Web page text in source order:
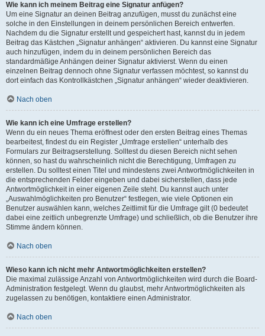
Wie kann ich meinem Beitrag eine Signatur anfügen?
Um eine Signatur an deinen Beitrag anzufügen, musst du zunächst eine
solche in den Einstellungen in deinem persönlichen Bereich entwerfen.
Nachdem du die Signatur erstellt und gespeichert hast, kannst du in jedem
Beitrag das Kästchen „Signatur anhängen“ aktivieren. Du kannst eine Signatur
auch hinzufügen, indem du in deinem persönlichen Bereich das
standardmäßige Anhängen deiner Signatur aktivierst. Wenn du einen
einzelnen Beitrag dennoch ohne Signatur verfassen möchtest, so kannst du
dort einfach das Kontrollkästchen „Signatur anhängen“ wieder deaktivieren.
Nach oben
Wie kann ich eine Umfrage erstellen?
Wenn du ein neues Thema eröffnest oder den ersten Beitrag eines Themas
bearbeitest, findest du ein Register „Umfrage erstellen“ unterhalb des
Formulars zur Beitragserstellung. Solltest du diesen Bereich nicht sehen
können, so hast du wahrscheinlich nicht die Berechtigung, Umfragen zu
erstellen. Du solltest einen Titel und mindestens zwei Antwortmöglichkeiten in
die entsprechenden Felder eingeben und dabei sicherstellen, dass jede
Antwortmöglichkeit in einer eigenen Zeile steht. Du kannst auch unter
„Auswahlmöglichkeiten pro Benutzer“ festlegen, wie viele Optionen ein
Benutzer auswählen kann, welches Zeitlimit für die Umfrage gilt (0 bedeutet
dabei eine zeitlich unbegrenzte Umfrage) und schließlich, ob die Benutzer ihre
Stimme ändern können.
Nach oben
Wieso kann ich nicht mehr Antwortmöglichkeiten erstellen?
Die maximal zulässige Anzahl von Antwortmöglichkeiten wird durch die Board-
Administration festgelegt. Wenn du glaubst, mehr Antwortmöglichkeiten als
zugelassen zu benötigen, kontaktiere einen Administrator.
Nach oben